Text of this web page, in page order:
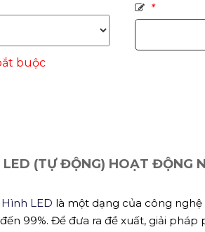
buộc
*
LED (TỰ ĐỘNG) HOẠT ĐỘNG
LED là một dạng của công
99%. Để đưa ra đề xuất, giải